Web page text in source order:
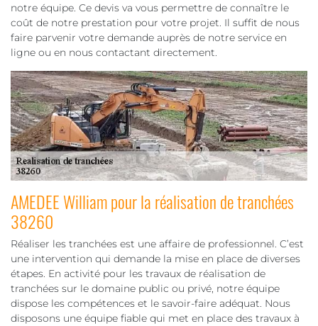
notre équipe. Ce devis va vous permettre de connaître le
coût de notre prestation pour votre projet. Il suffit de nous
faire parvenir votre demande auprès de notre service en
ligne ou en nous contactant directement.
AMEDEE William pour la réalisation de tranchées
38260
Réaliser les tranchées est une affaire de professionnel. C’est
une intervention qui demande la mise en place de diverses
étapes. En activité pour les travaux de réalisation de
tranchées sur le domaine public ou privé, notre équipe
dispose les compétences et le savoir-faire adéquat. Nous
disposons une équipe fiable qui met en place des travaux à